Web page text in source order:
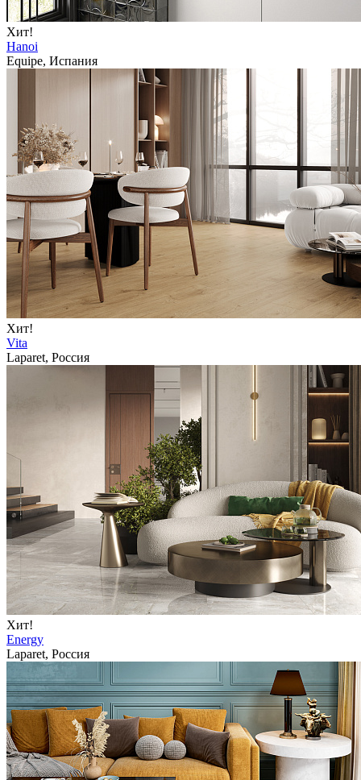
Хит!
Hanoi
Equipe, Испания
Хит!
Vita
Laparet, Россия
Хит!
Energy
Laparet, Россия